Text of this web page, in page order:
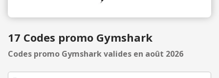
17 Codes promo Gymshark
Codes promo Gymshark valides en août 2026